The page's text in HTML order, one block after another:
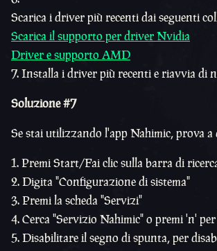
Scarica i driver più recenti dai seguenti
Scarica il supporto per driver Nvidia
Driver e supporto AMD
Installa i driver più recenti e riavvia di
Soluzione #7
Se stai utilizzando l'app Nahimic, prova
Premi Start/Fai clic sulla barra di
Digita "Configurazione di sistema"
Premi la scheda "Servizi"
Cerca "Servizio Nahimic" o premi 'n'
Disabilitare il segno di spunta, per